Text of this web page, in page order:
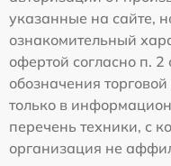
указанные на сайте,
ознакомительный
офертой согласно п.
обозначения
только в
перечень техники, с
организация не